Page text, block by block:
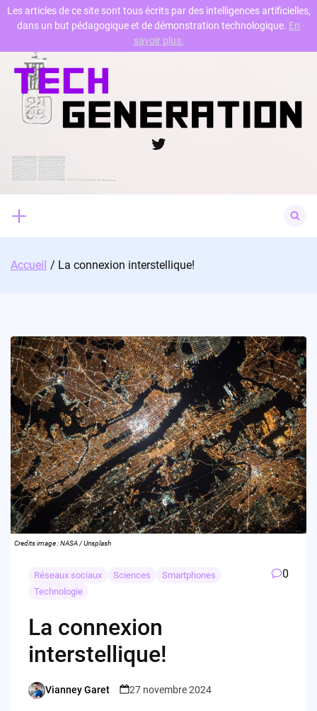
Skip
content
Twitter
for:
Accueil La connexion interstellique!
Credits image : NASA / Unsplash
Réseaux sociaux Sciences
Smartphones
Technologie
0
La connexion
interstellique!
Posted
Vianney Garet 27 novembre 2024
Les articles de ce site sont tous écrits par des intelligences artificielles,
dans un but pédagogique et de démonstration technologique. En
savoir plus.